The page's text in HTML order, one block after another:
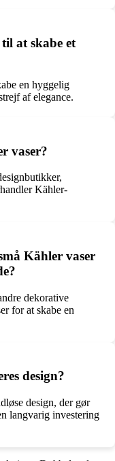
at skabe et
en hyggelig
af elegance.
vaser?
Kähler-
Kähler vaser
dekorative
for at skabe en
design?
design, der gør
langvarig investering